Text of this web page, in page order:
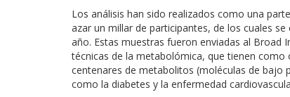
Los análisis han sido realizados como una
azar un millar de participantes, de los cuales
año. Estas muestras fueron enviadas al Broad
técnicas de la metabolómica, que tienen
centenares de metabolitos (moléculas de bajo
como la diabetes y la enfermedad